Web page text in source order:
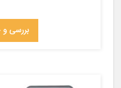
بررسی